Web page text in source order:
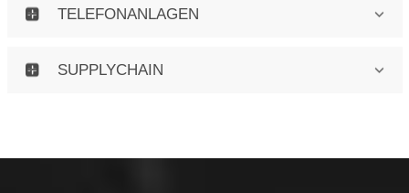
TELEFONANLAGEN
SUPPLYCHAIN